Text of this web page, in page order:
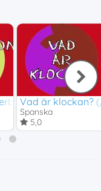
querer - ir
Vad är klockan?
Spanska
5,0